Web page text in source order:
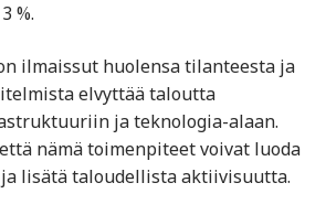
%.
ilmaissut huolensa tilanteesta ja
elvyttää taloutta
ja teknologia-alaan.
nämä toimenpiteet voivat luoda
lisätä taloudellista aktiivisuutta.